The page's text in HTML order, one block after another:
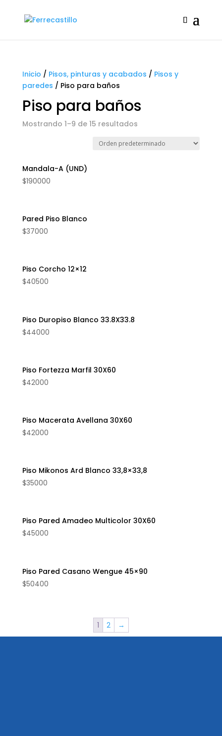
Inicio / Pisos, pinturas y acabados / Pisos y
paredes / Piso para baños
Piso para baños
Mostrando 1–9 de 15 resultados
Mandala-A (UND)
$190000
Pared Piso Blanco
$37000
Piso Corcho 12×12
$40500
Piso Duropiso Blanco 33.8X33.8
$44000
Piso Fortezza Marfil 30X60
$42000
Piso Macerata Avellana 30X60
$42000
Piso Mikonos Ard Blanco 33,8×33,8
$35000
Piso Pared Amadeo Multicolor 30X60
$45000
Piso Pared Casano Wengue 45×90
$50400
1 2 →